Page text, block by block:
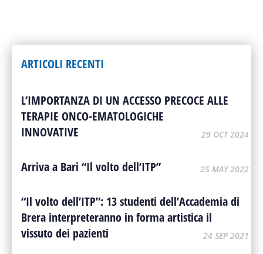
ARTICOLI RECENTI
L’IMPORTANZA DI UN ACCESSO PRECOCE ALLE
TERAPIE ONCO-EMATOLOGICHE
INNOVATIVE
29 OCT 2024
Arriva a Bari “Il volto dell’ITP” 25 MAY 2022
“Il volto dell’ITP”: 13 studenti dell’Accademia di
Brera interpreteranno in forma artistica il
vissuto dei pazienti
24 SEP 2021